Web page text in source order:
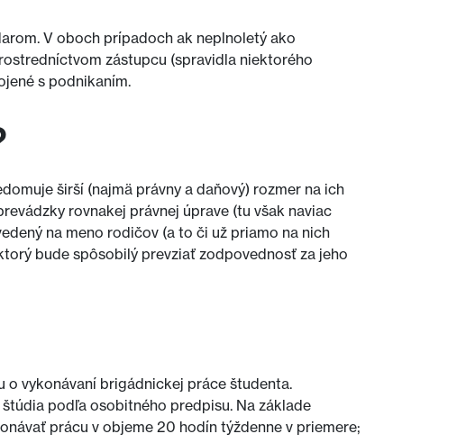
V oboch prípadoch ak neplnoletý ako
zástupcu (spravidla niektorého
s podnikaním.
širší (najmä právny a daňový) rozmer na ich
rovnakej právnej úprave (tu však naviac
na meno rodičov (a to či už priamo na nich
bude spôsobilý prevziať zodpovednosť za jeho
vykonávaní brigádnickej práce študenta.
podľa osobitného predpisu. Na základe
prácu v objeme 20 hodín týždenne v priemere;